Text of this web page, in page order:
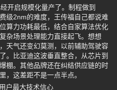
开启规模化量产了。制程做到
级2nm的难度，王传福自己都说难
算力功耗最低，结合自家算法优化
杂场景处理能力直接起飞。想想
天气还变幻莫测，以前辅助驾驶容
。比亚迪这波垂直整合，从芯片到
棚。其他品牌还在纠结供应链的时
，这差距不是一点半点。
户最大技术信心